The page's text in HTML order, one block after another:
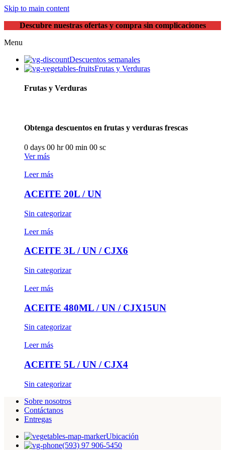
Skip to main content
Descubre nuestras ofertas y compra sin complicaciones
Menu
Descuentos semanales
Frutas y Verduras
Frutas y Verduras
Obtenga descuentos en frutas y verduras frescas
0 days 00 hr00 min 00 sc
Ver más
Leer más
ACEITE 20L / UN
Sin categorizar
Leer más
ACEITE 3L / UN / CJX6
Sin categorizar
Leer más
ACEITE 480ML / UN / CJX15UN
Sin categorizar
Leer más
ACEITE 5L / UN / CJX4
Sin categorizar
Sobre nosotros
Contáctanos
Entregas
Ubicación
(593) 97 906-5450